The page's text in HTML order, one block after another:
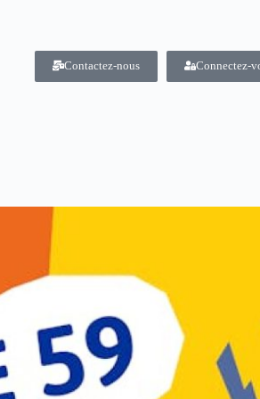
Contactez-nous Connectez-